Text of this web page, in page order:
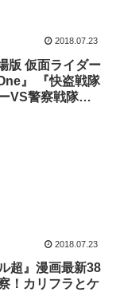
2018.07.23
版 仮面ライダー
』 『快盗戦隊
VS警察戦隊パ
2018.07.23
超』漫画最新38
！カリフラとケ